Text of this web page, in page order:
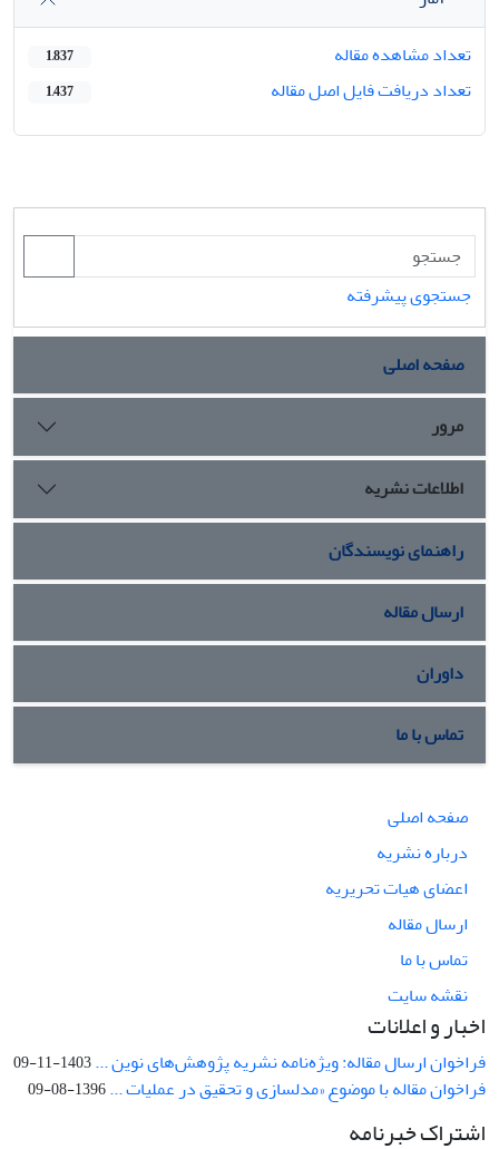
تعداد مشاهده مقاله
1,837
تعداد دریافت فایل اصل مقاله 1,437
جستجوی پیشرفته
صفحه اصلی
مرور
اطلاعات نشریه
راهنمای نویسندگان
ارسال مقاله
داوران
تماس با ما
صفحه اصلی
درباره نشریه
اعضای هیات تحریریه
ارسال مقاله
تماس با ما
نقشه سایت
اخبار و اعلانات
فراخوان ارسال مقاله: ویژه‌نامه نشریه پژوهش‌های نوین ...1403-11-09
فراخوان مقاله با موضوع «مدلسازی و تحقیق در عملیات ...1396-08-09
اشتراک خبرنامه